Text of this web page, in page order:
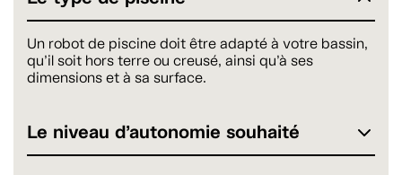
Un robot de piscine doit être adapté à votre bassin,
qu’il soit hors terre ou creusé, ainsi qu’à ses
dimensions et à sa surface.
Le niveau d’autonomie souhaité